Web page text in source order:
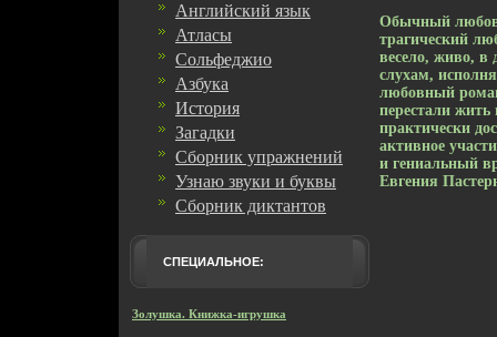
Английский язык
Атласы
Сольфеджио
Азбука
История
Загадки
Сборник упражнений
Узнаю звуки и буквы
Сборник диктантов
СПЕЦИАЛЬНОЕ:
Золушка. Книжка-игрушка
Обычный
трагический
весело, живо, в
слухам,
любовный
перестали жить
практически
активное
и гениальный
Евгения